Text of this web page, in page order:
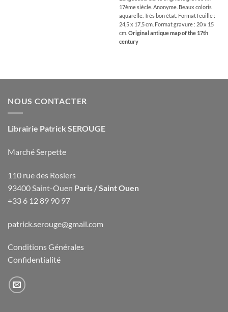
17ème siècle. Anonyme. Beaux coloris
aquarelle. Très bon état. Format feuille :
24,5 x 17,5 cm. Format gravure : 20 x 15
cm. Original antique map of the 17th
century
NOUS CONTACTER
Librairie Patrick SEROUGE
Marché Serpette
110 rue des Rosiers
93400 Saint-Ouen Paris / Saint Ouen
+33 6 12 89 90 97
patrick.serouge@gmail.com
Conditions Générales
Confidentialité